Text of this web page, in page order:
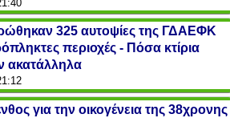
325 αυτοψίες της ΓΔΑΕΦΚ
περιοχές - Πόσα κτίρια
ακατάλληλα
για την οικογένεια της 38χρονης